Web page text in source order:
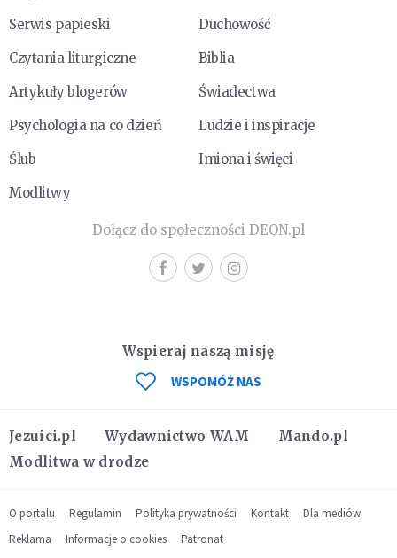
Serwis papieski
Duchowość
Czytania liturgiczne
Biblia
Artykuły blogerów
Świadectwa
Psychologia na co dzień
Ludzie i inspiracje
Ślub
Imiona i święci
Modlitwy
Dołącz do społeczności DEON.pl
Jezuici.pl Wydawnictwo WAM
Mando.pl
Modlitwa w drodze
Wspieraj naszą misję
WSPOMÓŻ NAS
O portalu Regulamin Polityka prywatności Kontakt
Dla mediów
Reklama
Informacje o cookies Patronat